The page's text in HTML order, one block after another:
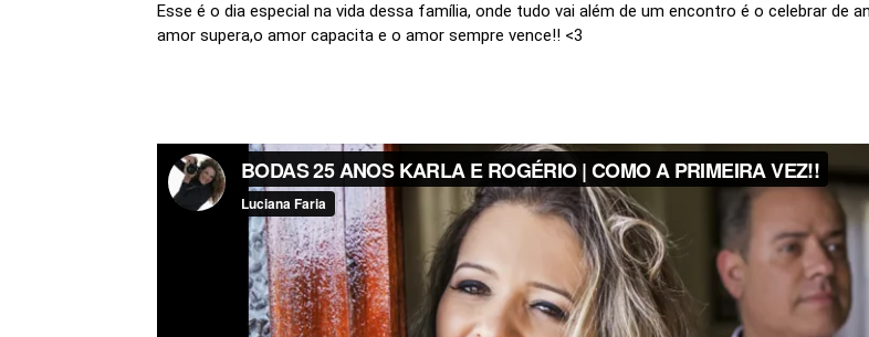
Esse é o dia especial na vida dessa família, onde tudo vai além de um encontro é o celebrar de
amor supera,o amor capacita e o amor sempre vence!! <3